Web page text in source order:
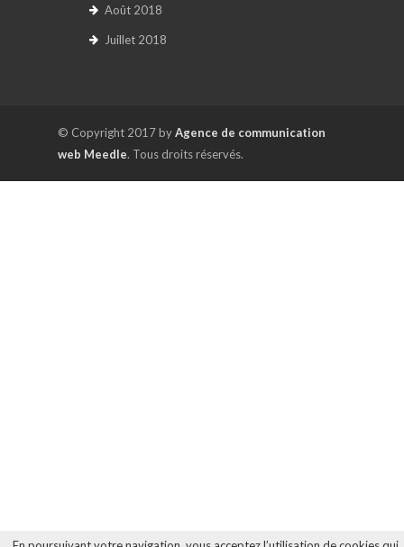
Août 2018
Juillet 2018
© Copyright 2017 byAgence de communication
web Meedle. Tous droits réservés.